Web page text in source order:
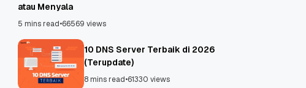
atau Menyala
5 mins read•66569 views
10 DNS Server Terbaik di 2026
(Terupdate)
8 mins read•61330 views